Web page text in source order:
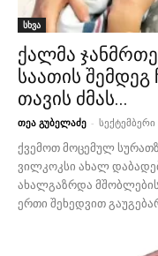
სხვა
ქალმა
საათის
თავის ძმას...
თეა გუბელაძე - სექტემბერი
ქვემოთ მოცემულ
ვილკოკსი ახალ
ახალგაზრდა
ერთი შეხედვით